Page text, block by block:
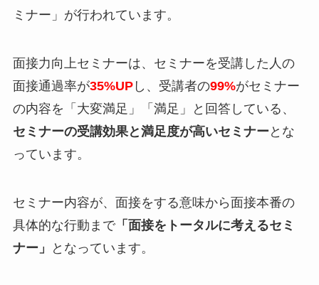
ミナー」 が行われています。
面接力向上セミナーは、セミナーを受講した人の
面接通過率が35%UPし、受講者の99%がセミナー
の内容を「大変満足」「満足」と回答している、
セミナーの受講効果と満足度が高いセミナー とな
っています。
セミナー内容が、面接をする意味から面接本番の
具体的な行動まで「面接をトータルに考えるセミ
ナー」
となっています。